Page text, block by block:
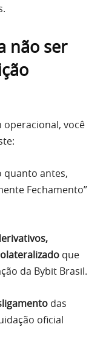
não ser
operacional, você
quanto antes,
Fechamento”
que
da Bybit Brasil.
das
oficial